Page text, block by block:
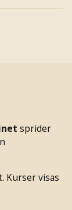
sprider
Kurser visas